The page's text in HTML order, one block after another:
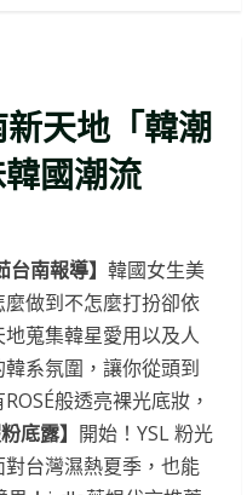
天地「韓潮
國潮流
南報導】 韓國女生美
做到不怎麼打扮卻依
蒐集韓星愛用以及人
系氛圍，讓你從頭到
般透亮裸光底妝，
底露】 開始！YSL 粉光
台灣濕熱夏季，也能